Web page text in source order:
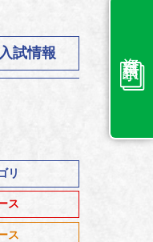
入試情報
リ
ス
ス